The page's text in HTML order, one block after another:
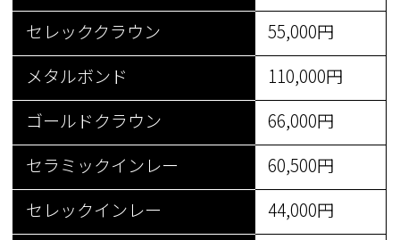
セレッククラウン
55,000円
メタルボンド
110,000円
ゴールドクラウン
66,000円
セラミックインレー
60,500円
セレックインレー
44,000円